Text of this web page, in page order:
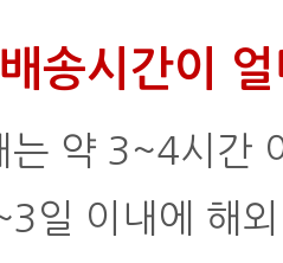
송시간이
는 약 3~4시간
일 이내에 해